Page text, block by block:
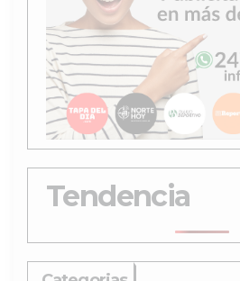
Tendencia